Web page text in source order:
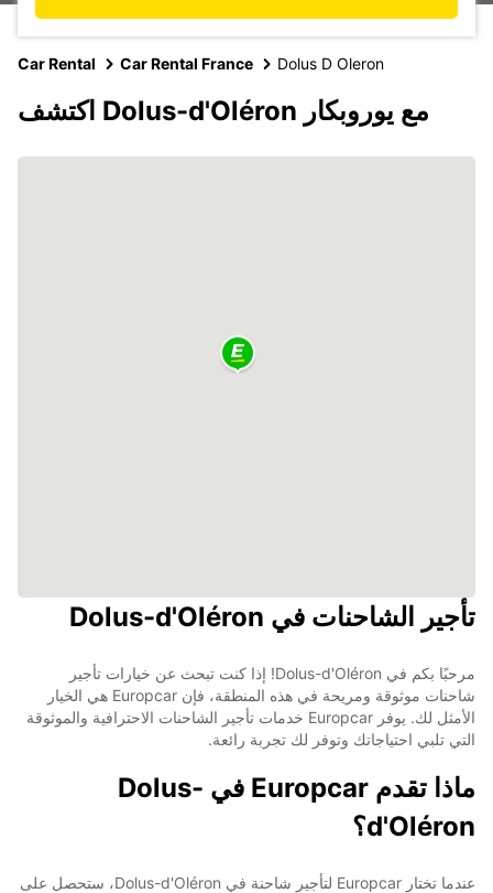
Car Rental Car Rental France Dolus D Oleron
اكتشف Dolus-d'Oléron مع يوروبكار
تأجير الشاحنات في Dolus-d'Oléron
مرحبًا بكم في Dolus-d'Oléron! إذا كنت تبحث عن خيارات تأجير
شاحنات موثوقة ومريحة في هذه المنطقة، فإن Europcar هي الخيار
الأمثل لك. يوفر Europcar خدمات تأجير الشاحنات الاحترافية والموثوقة
التي تلبي احتياجاتك وتوفر لك تجربة رائعة.
ماذا تقدم Europcar في Dolus-
d'Oléron؟
عندما تختار Europcar لتأجير شاحنة في Dolus-d'Oléron، ستحصل على